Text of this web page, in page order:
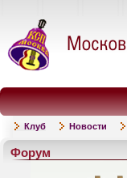
Клуб Новости
Форум